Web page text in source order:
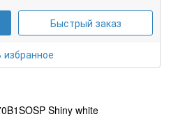
Быстрый заказ
избранное
Shiny white